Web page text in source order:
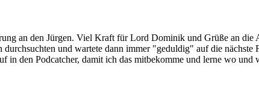
an den Jürgen. Viel Kraft für Lord Dominik und Grüße an die
und wartete dann immer "geduldig" auf die nächste
den Podcatcher, damit ich das mitbekomme und lerne wo